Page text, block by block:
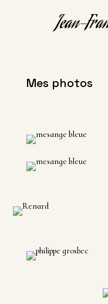
Jean-
Mes photos